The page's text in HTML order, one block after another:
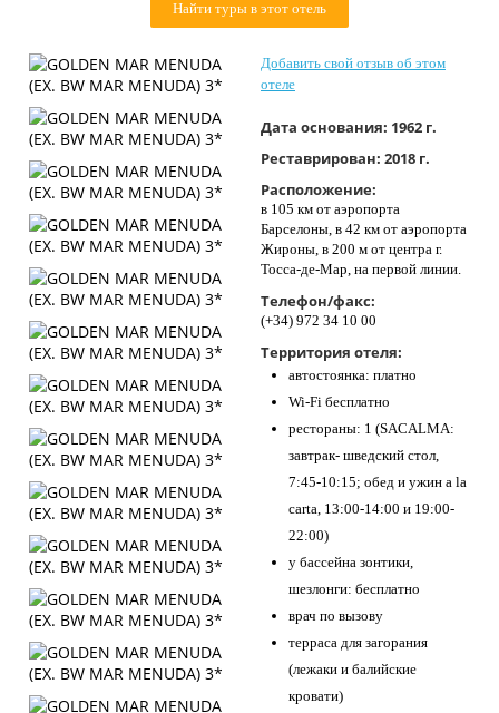
Найти туры в этот отель
Добавить свой отзыв об этом
отеле
Дата основания: 1962 г.
Реставрирован: 2018 г.
Расположение:
в 105 км от аэропорта
Барселоны, в 42 км от аэропорта
Жироны, в 200 м от центра г.
Тосса-де-Мар, на первой линии.
Телефон/факс:
(+34) 972 34 10 00
Территория отеля:
автостоянка: платно
Wi-Fi бесплатно
рестораны: 1 (SACALMA:
завтрак- шведский стол,
7:45-10:15; обед и ужин a la
carta, 13:00-14:00 и 19:00-
22:00)
у бассейна зонтики,
шезлонги: бесплатно
врач по вызову
терраса для загорания
(лежаки и балийские
кровати)